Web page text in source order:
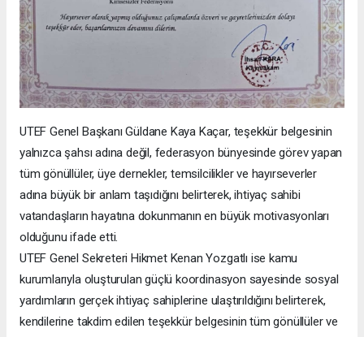
UTEF Genel Başkanı Güldane Kaya Kaçar, teşekkür belgesinin
yalnızca şahsı adına değil, federasyon bünyesinde görev yapan
tüm gönüllüler, üye dernekler, temsilcilikler ve hayırseverler
adına büyük bir anlam taşıdığını belirterek, ihtiyaç sahibi
vatandaşların hayatına dokunmanın en büyük motivasyonları
olduğunu ifade etti.
UTEF Genel Sekreteri Hikmet Kenan Yozgatlı ise kamu
kurumlarıyla oluşturulan güçlü koordinasyon sayesinde sosyal
yardımların gerçek ihtiyaç sahiplerine ulaştırıldığını belirterek,
kendilerine takdim edilen teşekkür belgesinin tüm gönüllüler ve